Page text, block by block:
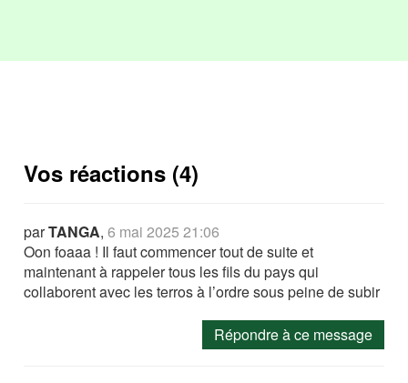
Vos réactions (4)
parTANGA,6 mai 2025 21:06
Oon foaaa ! Il faut commencer tout de suite et
maintenant à rappeler tous les fils du pays qui
collaborent avec les terros à l’ordre sous peine de subir
Répondre à ce message